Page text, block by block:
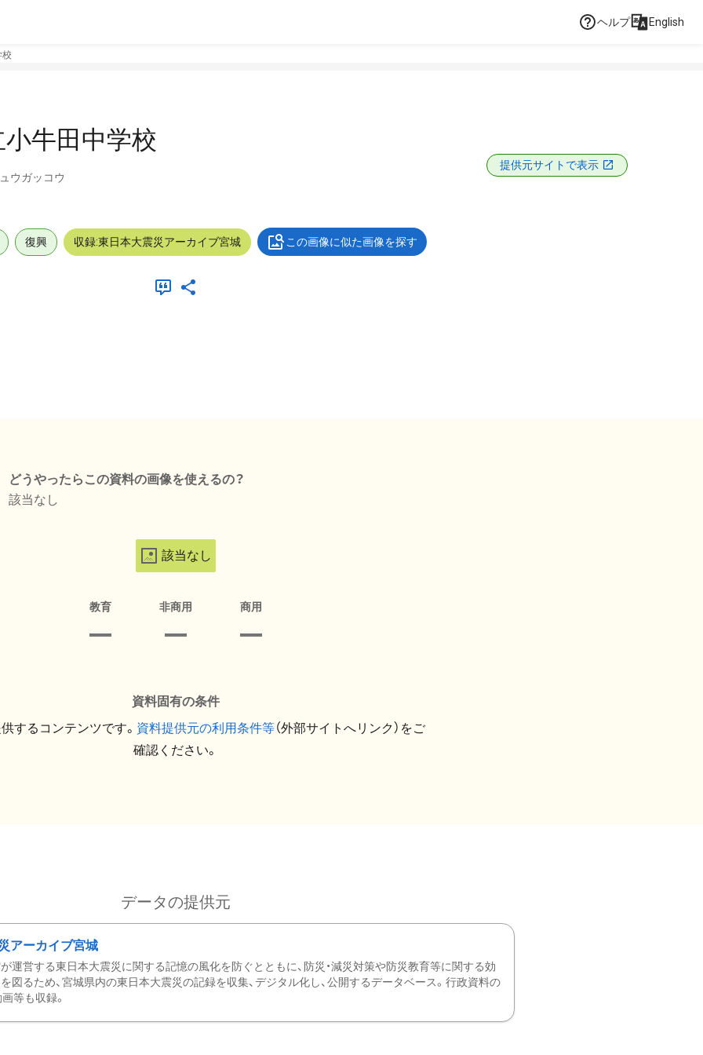
ヘルプ English
牛田中学校
ウガッコウ
提供元サイトで表示
復興 収録:東日本大震災アーカイブ宮城 この画像に似た画像を探す
どうやったらこの資料の画像を使えるの？
該当なし
該当なし
教育 非商用 商用
資料固有の条件
するコンテンツです。 資料提供元の利用条件等（外部サイトへリンク）をご
確認ください。
データの提供元
アーカイブ宮城
運営する東日本大震災に関する記憶の風化を防ぐとともに、防災・減災対策や防災教育等に関する効
図るため、宮城県内の東日本大震災の記録を収集、デジタル化し、公開するデータベース。行政資料の
等も収録。